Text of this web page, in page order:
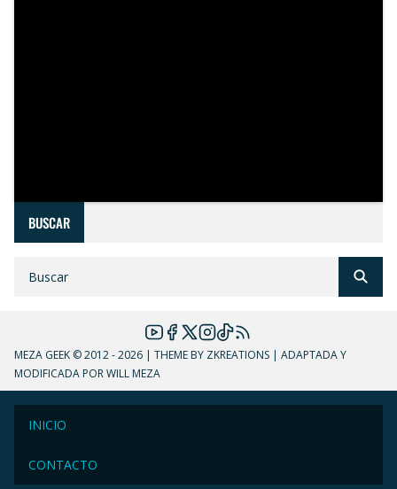
BUSCAR
MEZA GEEK © 2012 - 2026 | THEME BY ZKREATIONS | ADAPTADA Y
MODIFICADA POR WILL MEZA
INICIO
CONTACTO